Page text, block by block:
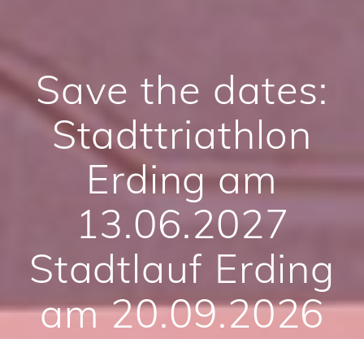
Save the dates:
Stadttriathlon
Erding am
13.06.2027
Stadtlauf Erding
am 20.09.2026